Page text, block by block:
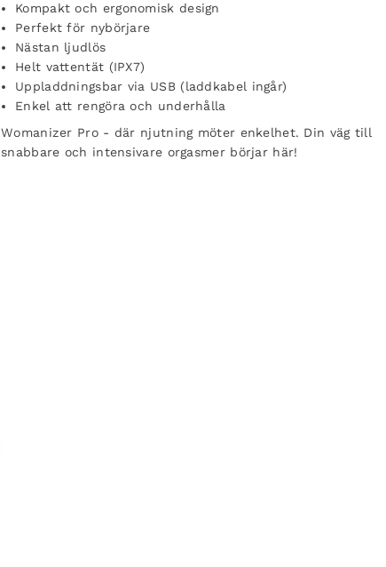
Kompakt och ergonomisk design
Perfekt för nybörjare
Nästan ljudlös
Helt vattentät (IPX7)
Uppladdningsbar via USB (laddkabel ingår)
Enkel att rengöra och underhålla
Womanizer Pro - där njutning möter enkelhet. Din väg till
snabbare och intensivare orgasmer börjar här!